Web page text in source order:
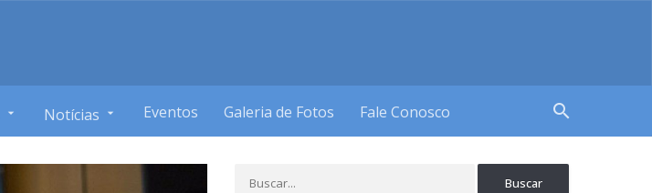
Notícias Eventos Galeria de Fotos Fale Conosco search